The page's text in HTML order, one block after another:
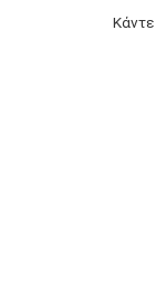
Κάντε